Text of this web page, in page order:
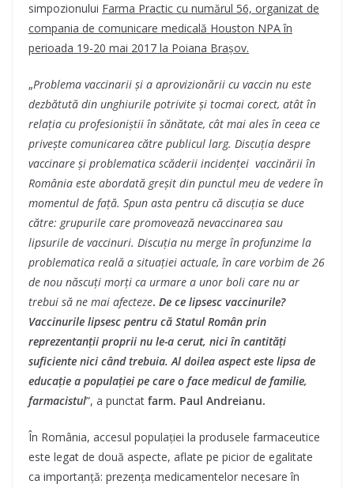
simpozionului Farma Practic cu numărul 56, organizat de
compania de comunicare medicală Houston NPA în
perioada 19-20 mai 2017 la Poiana Brașov.
„Problema vaccinarii și a aprovizionării cu vaccin nu este
dezbătută din unghiurile potrivite și tocmai corect, atât în
relația cu profesioniștii în sănătate, cât mai ales în ceea ce
privește comunicarea către publicul larg. Discuția despre
vaccinare și problematica scăderii incidenței vaccinării în
România este abordată greșit din punctul meu de vedere în
momentul de față. Spun asta pentru că discuția se duce
către: grupurile care promovează nevaccinarea sau
lipsurile de vaccinuri. Discuția nu merge în profunzime la
problematica reală a situației actuale, în care vorbim de 26
de nou născuți morți ca urmare a unor boli care nu ar
trebui să ne mai afecteze. De ce lipsesc vaccinurile?
Vaccinurile lipsesc pentru că Statul Român prin
reprezentanții proprii nu le-a cerut, nici în cantități
suficiente nici când trebuia. Al doilea aspect este lipsa de
educație a populației pe care o face medicul de familie,
farmacistul”, a punctat farm. Paul Andreianu.
În România, accesul populației la produsele farmaceutice
este legat de două aspecte, aflate pe picior de egalitate
ca importanță: prezența medicamentelor necesare în